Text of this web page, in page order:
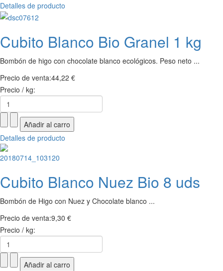
Detalles de producto
Cubito Blanco Bio Granel 1 kg
Bombón de higo con chocolate blanco ecológicos. Peso neto ...
Precio de venta:44,22 €
Precio / kg:
Detalles de producto
Cubito Blanco Nuez Bio 8 uds
Bombón de Higo con Nuez y Chocolate blanco ...
Precio de venta:9,30 €
Precio / kg: